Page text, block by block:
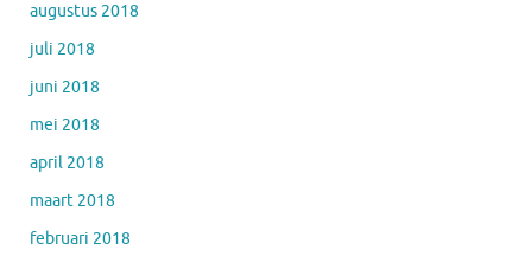
augustus 2018
juli 2018
juni 2018
mei 2018
april 2018
maart 2018
februari 2018